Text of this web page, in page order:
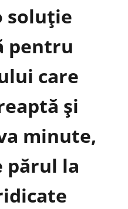
soluție
pentru
care
și
minute,
părul la